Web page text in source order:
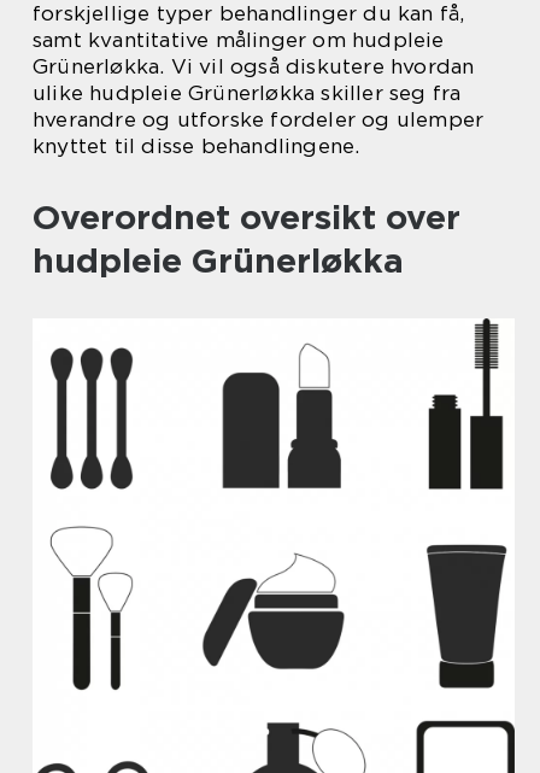
forskjellige typer behandlinger du kan få,
samt kvantitative målinger om hudpleie
Grünerløkka. Vi vil også diskutere hvordan
ulike hudpleie Grünerløkka skiller seg fra
hverandre og utforske fordeler og ulemper
knyttet til disse behandlingene.
Overordnet oversikt over
hudpleie Grünerløkka